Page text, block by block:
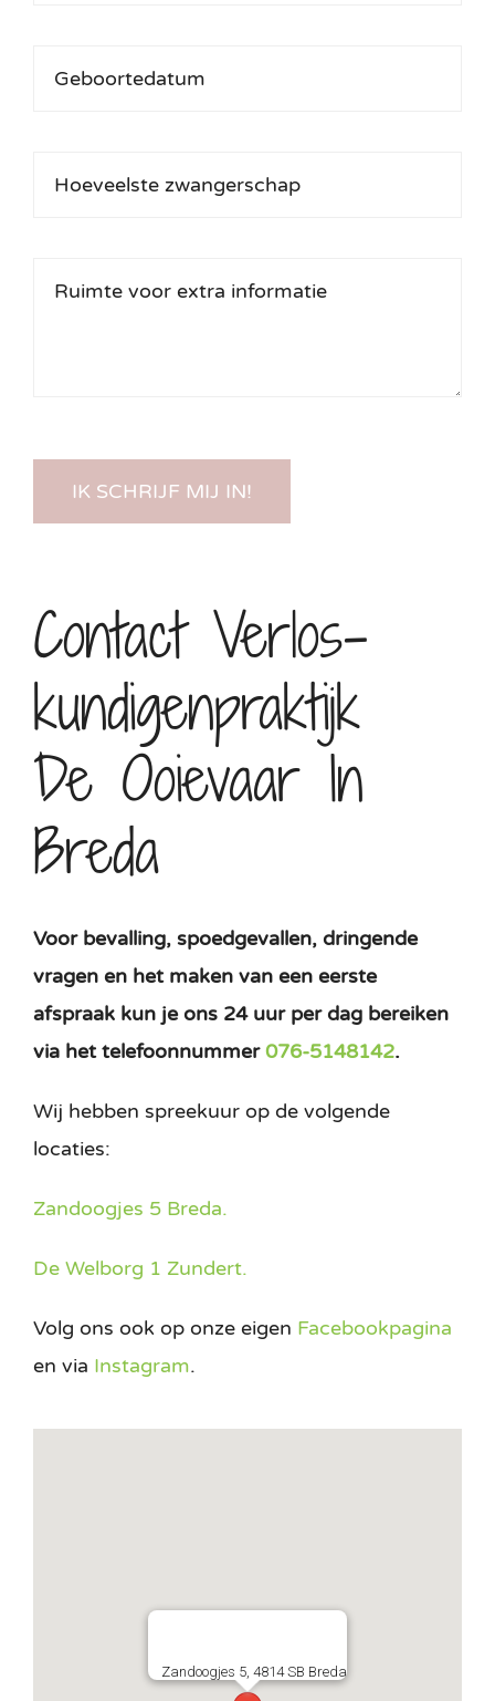
IK SCHRIJF MIJ IN!
Contact Verlos­
Kundigen­praktijk
De Ooievaar In
Breda
Voor bevalling, spoedgevallen, dringende
vragen en het maken van een eerste
afspraak kun je ons 24 uur per dag bereiken
via het telefoonnummer076-5148142.
Wij hebben spreekuur op de volgende
locaties:
Zandoogjes 5 Breda.
De Welborg 1 Zundert.
Volg ons ook op onze eigen Facebookpagina
en via Instagram.
Zandoogjes 5, 4814 SB Breda